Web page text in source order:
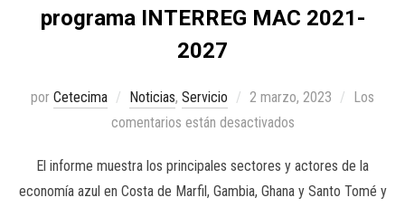
programa INTERREG MAC 2021-
2027
por Cetecima Noticias, Servicio 2 marzo, 2023
Los
comentarios están desactivados
El informe muestra los principales sectores y actores de la
economía azul en Costa de Marfil, Gambia, Ghana y Santo Tomé y